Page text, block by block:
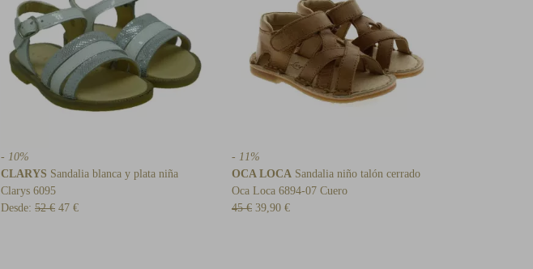
- 10%
CLARYS Sandalia blanca y plata niña
Clarys 6095
Desde: 52 € 47 €
- 11%
OCA LOCA Sandalia niño talón cerrado
Oca Loca 6894-07 Cuero
45 € 39,90 €